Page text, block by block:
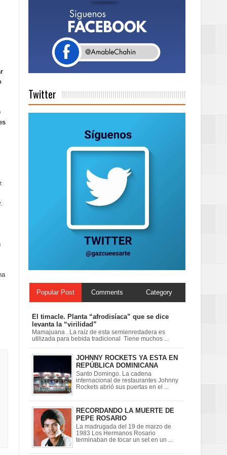
Capital”
de Gestión
días a
bajo
perspectiva
Twitter
Popular Post Comments Category
El timacle. Planta “afrodisíaca” que se dice
levanta la “virilidad”
Mamajuana . La raíz de esta semienredadera es
utilizada para bebida tradicional Tiene muchos ...
JOHNNY ROCKETS YA ESTA EN
REPÚBLICA DOMINICANA
Santo Domingo. La cadena
internacional de restaurantes Johnny
Rockets abrió sus puertas en el ...
RECORDANDO LA MUERTE DE
PEPE ROSARIO
La madrugada del 19 de marzo de
1983 Los Hermanos Rosario
terminaban de tocar un set en un ...